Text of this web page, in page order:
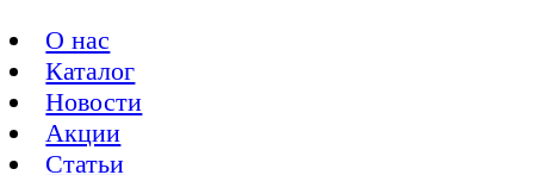
О нас
Каталог
Новости
Акции
Статьи